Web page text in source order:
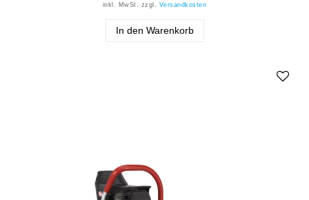
inkl. MwSt. zzgl. Versandkosten
In den Warenkorb